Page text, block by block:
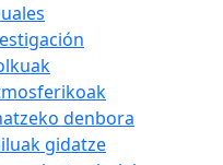
denbora
gidatze